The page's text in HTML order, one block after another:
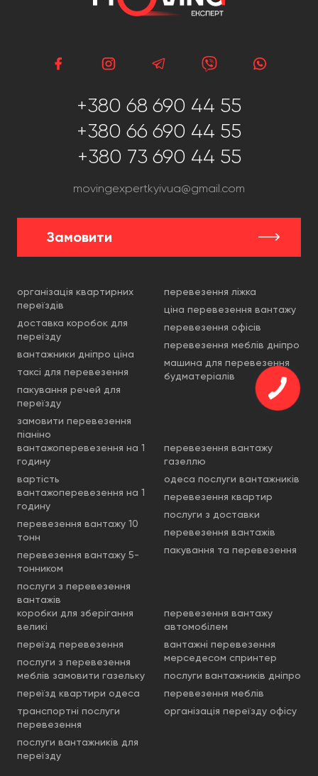
+380 68 690 44 55
+380 66 690 44 55
+380 73 690 44 55
movingexpertkyivua@gmail.com
Замовити
організація квартирних
переїздів
доставка коробок для
переїзду
вантажники дніпро ціна
таксі для перевезення
пакування речей для
переїзду
замовити перевезення
піаніно
перевезення ліжка
ціна перевезення вантажу
перевезення офісів
перевезення меблів дніпро
машина для перевезення
будматеріалів
вантажоперевезення на 1
годину
вартість
вантажоперевезення на 1
годину
перевезення вантажу 10
тонн
перевезення вантажу 5-
тонником
послуги з перевезення
вантажів
перевезення вантажу
газеллю
одеса послуги вантажників
перевезення квартир
послуги з доставки
перевезення вантажів
пакування та перевезення
коробки для зберігання
великі
переїзд перевезення
послуги з перевезення
меблів замовити газельку
переїзд квартири одеса
транспортні послуги
перевезення
послуги вантажників для
переїзду
перевезення вантажу
автомобілем
вантажні перевезення
мерседесом спринтер
послуги вантажників дніпро
перевезення меблів
організація переїзду офісу